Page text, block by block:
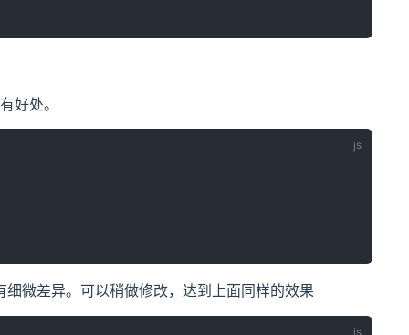
好处。
微差异。可以稍做修改，达到上面同样的效果